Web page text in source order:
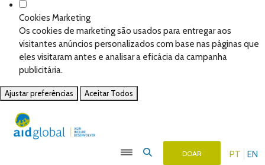
Cookies Marketing
Os cookies de marketing são usados para entregar aos
visitantes anúncios personalizados com base nas páginas que
eles visitaram antes e analisar a eficácia da campanha
publicitária.
Ajustar preferências Aceitar Todos
PT EN
DOAR